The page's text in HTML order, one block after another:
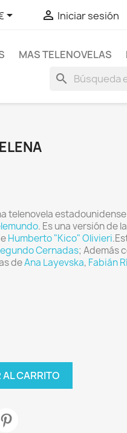
  Iniciar sesión
MAS TELENOVELAS
search
telenovela
. Es una versión de
Humberto "Kico" Olivieri
Cernadas; Además
deAna Layevska, Fabián
CARRITO